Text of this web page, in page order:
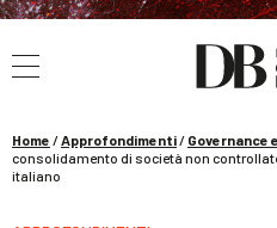
WEBINAR / 17
La governance
Home /Approfondimenti/ Governance
consolidamento di società non
italiano